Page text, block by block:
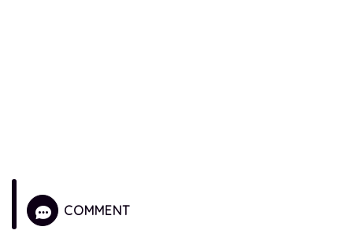
COMMENT